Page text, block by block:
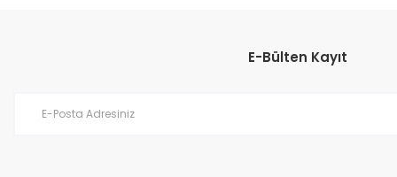
E-Bülten Kayıt